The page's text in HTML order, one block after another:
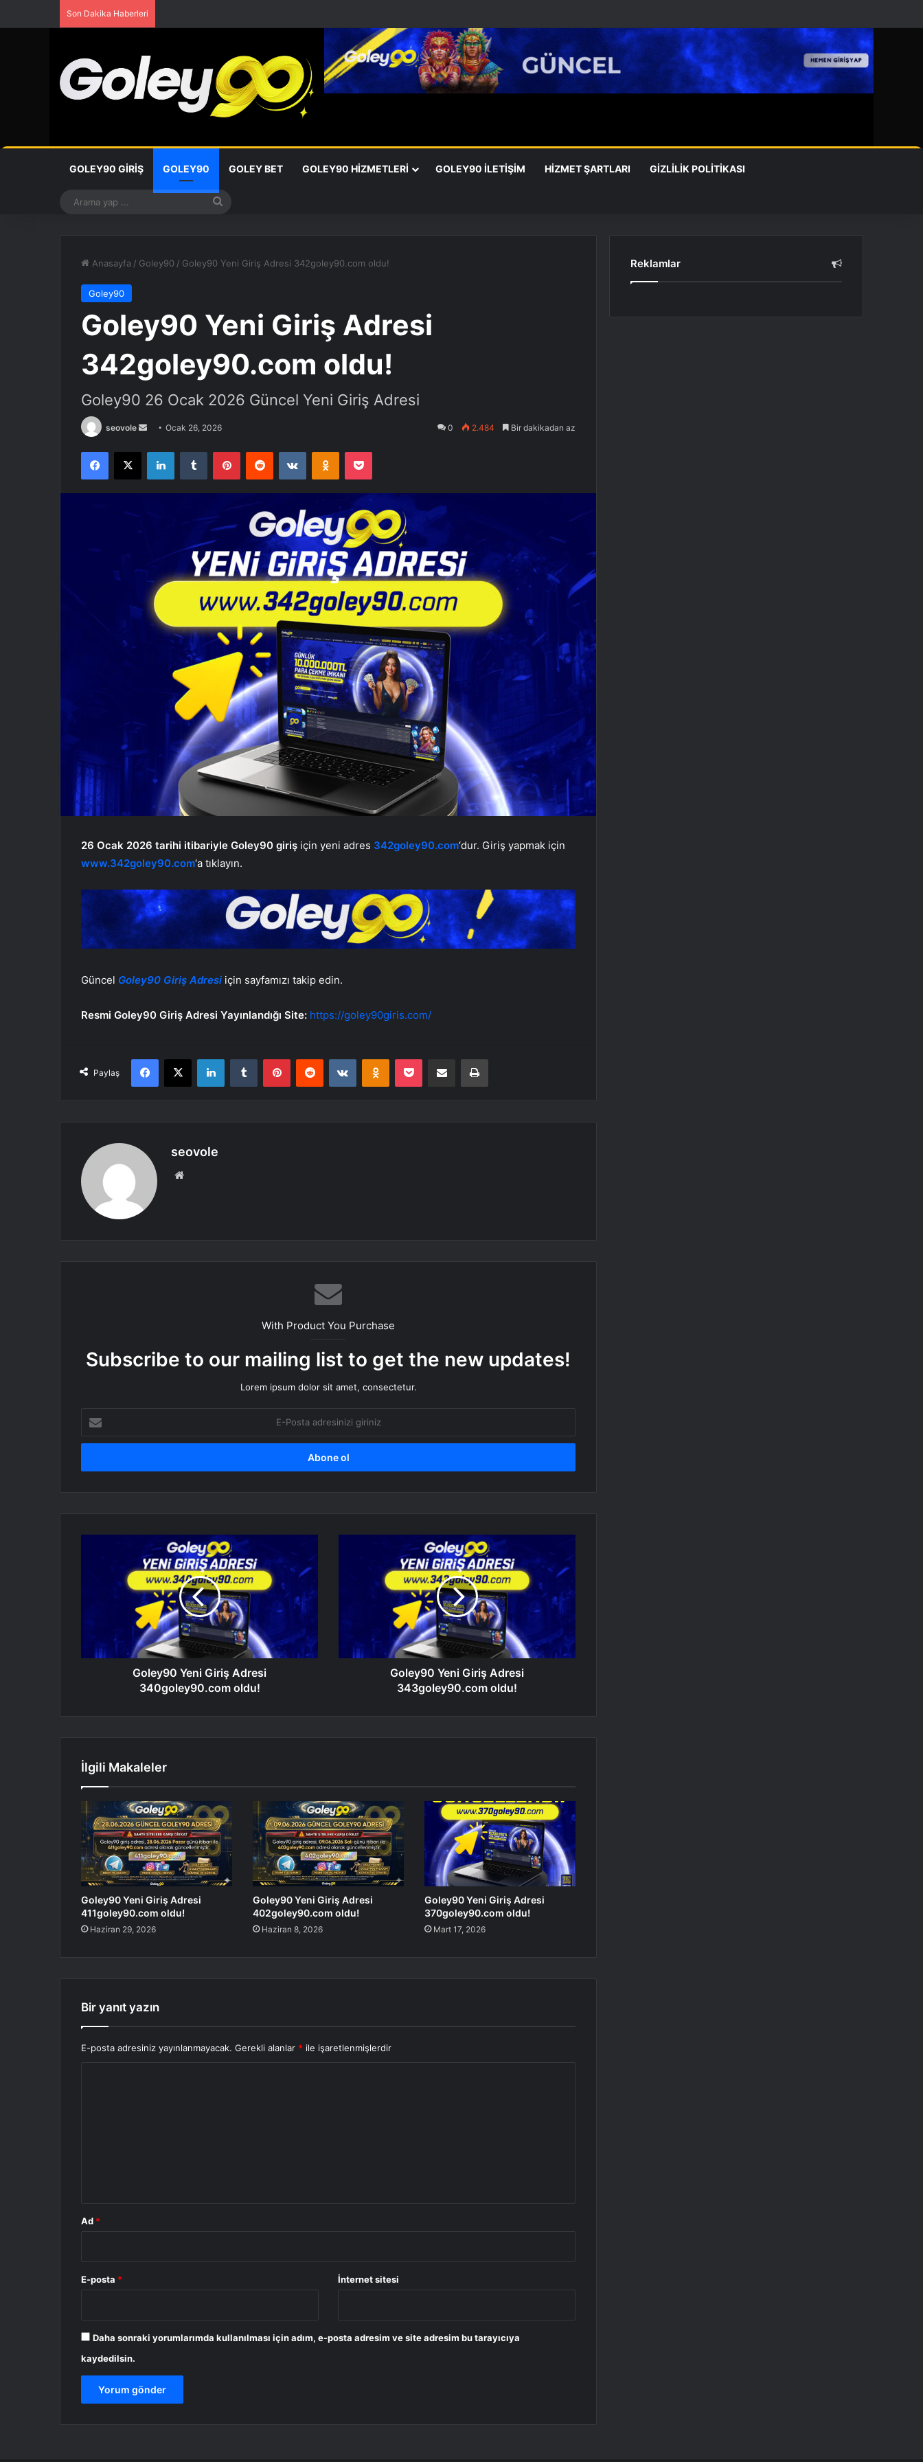
Son Dakika Haberleri
GOLEY90 GIRIŞ GOLEY90 GOLEY BET GOLEY90 HIZMETLERI GOLEY90 İLETIŞIM HIZMET ŞARTLARI GIZLILIK POLITIKASI
Anasayfa / Goley90 / Goley90 Yeni Giriş Adresi 342goley90.com oldu!
Goley90
Goley90 Yeni Giriş Adresi
342goley90.com oldu!
Goley90 26 Ocak 2026 Güncel Yeni Giriş Adresi
seovole
Bir
posta
göndermek
Ocak 26, 2026 0 2.484 Bir dakikadan az
Facebook
X LinkedInTumblr PinterestReddit VKontakteOdnoklassniki
Pocket
26 Ocak 2026 tarihi itibariyle Goley90 giriş için yeni adres 342goley90.com‘dur. Giriş yapmak için
www.342goley90.com‘a tıklayın.
Güncel Goley90 Giriş Adresi için sayfamızı takip edin.
Resmi Goley90 Giriş Adresi Yayınlandığı Site: https://goley90giris.com/
Paylaş
Facebook
X LinkedInTumblr PinterestReddit VKontakteOdnoklassniki
Pocket E-Posta ile paylaş Yazdır
seovole
With Product You Purchase
Subscribe to our mailing list to get the new updates!
Lorem ipsum dolor sit amet, consectetur.
Posta
adresinizi
Goley90 Yeni Giriş Adresi
340goley90.com oldu!
Goley90 Yeni Giriş Adresi
343goley90.com oldu!
İlgili Makaleler
Goley90 Yeni Giriş Adresi
411goley90.com oldu!
Haziran 29, 2026
Goley90 Yeni Giriş Adresi
402goley90.com oldu!
Haziran 8, 2026
Goley90 Yeni Giriş Adresi
370goley90.com oldu!
Mart 17, 2026
Bir yanıt yazın
E-posta adresiniz yayınlanmayacak. Gerekli alanlar * ile işaretlenmişlerdir
Ad *
E-posta * İnternet sitesi
Daha sonraki yorumlarımda kullanılması için adım, e-posta adresim ve site adresim bu tarayıcıya
kaydedilsin.
Reklamlar